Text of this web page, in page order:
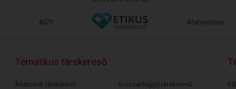
ÁSZF Adatvédelem
Tematikus társkereső
Állatbarát társkereső
Sorozatfüggő társkereső